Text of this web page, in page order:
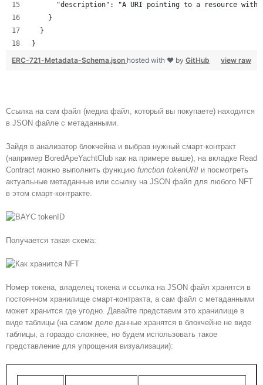
"description": "A URI pointing to a resource
    }
  }
}
view raw
ERC-721-Metadata-Schema.json hosted with ❤ by GitHub
Ссылка на сам файл (медиа файл, который вы покупаете) находится
в JSON файле с метаданными.
Зайдя в анализатор блокчейна и выбрав нужный смарт-контракт
(например BoredApeYachtClub как на примере выше), на вкладке Read
Contract можно выполнить функцию function tokenURI и посмотреть
актуальные метаданные или ссылку на JSON файл для любого NFT
в этом смарт-контракте.
Получается такая схема:
Номер токена, владелец токена и ссылка на JSON файл хранятся в
постоянном хранилище смарт-контракта, а сам файл с метаданными
может хранится где угодно. Давайте представим это хранилище в
виде таблицы (на самом деле данные хранятся в блокчейне не виде
таблицы, а гораздо сложнее, но будем использовать такое
представление для упрощения визуализации):